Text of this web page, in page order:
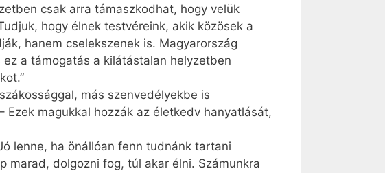
csak arra támaszkodhat, hogy velük
hogy élnek testvéreink, akik közösek a
hanem cselekszenek is. Magyarország
a támogatás a kilátástalan helyzetben
más szenvedélyekbe is
magukkal hozzák az életkedv hanyatlását,
lenne, ha önállóan fenn tudnánk tartani
marad, dolgozni fog, túl akar élni. Számunkra